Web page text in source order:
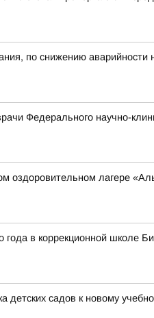
по снижению аварийности
Федерального научно-
оздоровительном лагере
года в коррекционной школе
садов к новому